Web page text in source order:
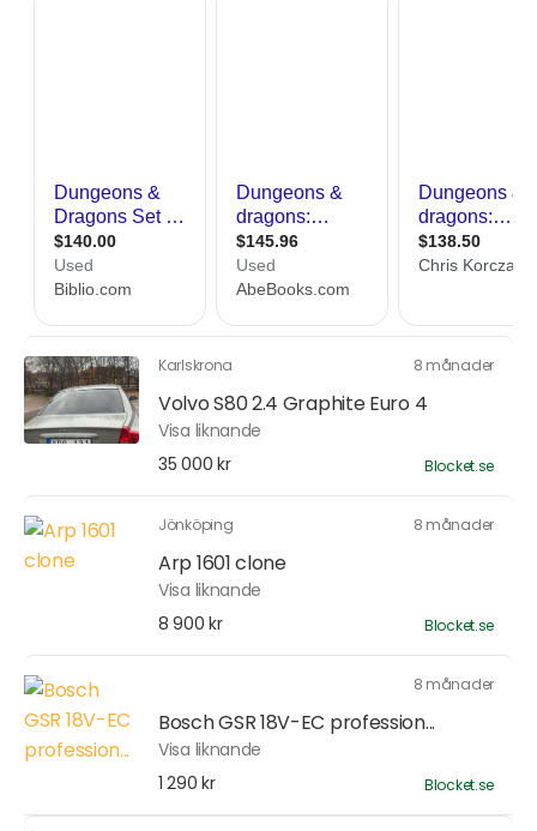
Karlskrona 8 månader
Volvo S80 2.4 Graphite Euro 4
Visa liknande
35 000 kr
Blocket.se
Jönköping 8 månader
Arp 1601 clone
Visa liknande
8 900 kr
Blocket.se
8 månader
Bosch GSR 18V-EC profession...
Visa liknande
1 290 kr
Blocket.se